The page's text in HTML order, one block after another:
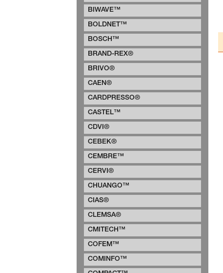
BIWAVE™
BOLDNET™
BOSCH™
BRAND-REX®
BRIVO®
CAEN®
CARDPRESSO®
CASTEL™
CDVI®
CEBEK®
CEMBRE™
CERVI®
CHUANGO™
CIAS®
CLEMSA®
CMITECH™
COFEM™
COMINFO™